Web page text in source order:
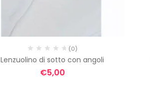
(0)
Lenzuolino di sotto con angoli
€5,00